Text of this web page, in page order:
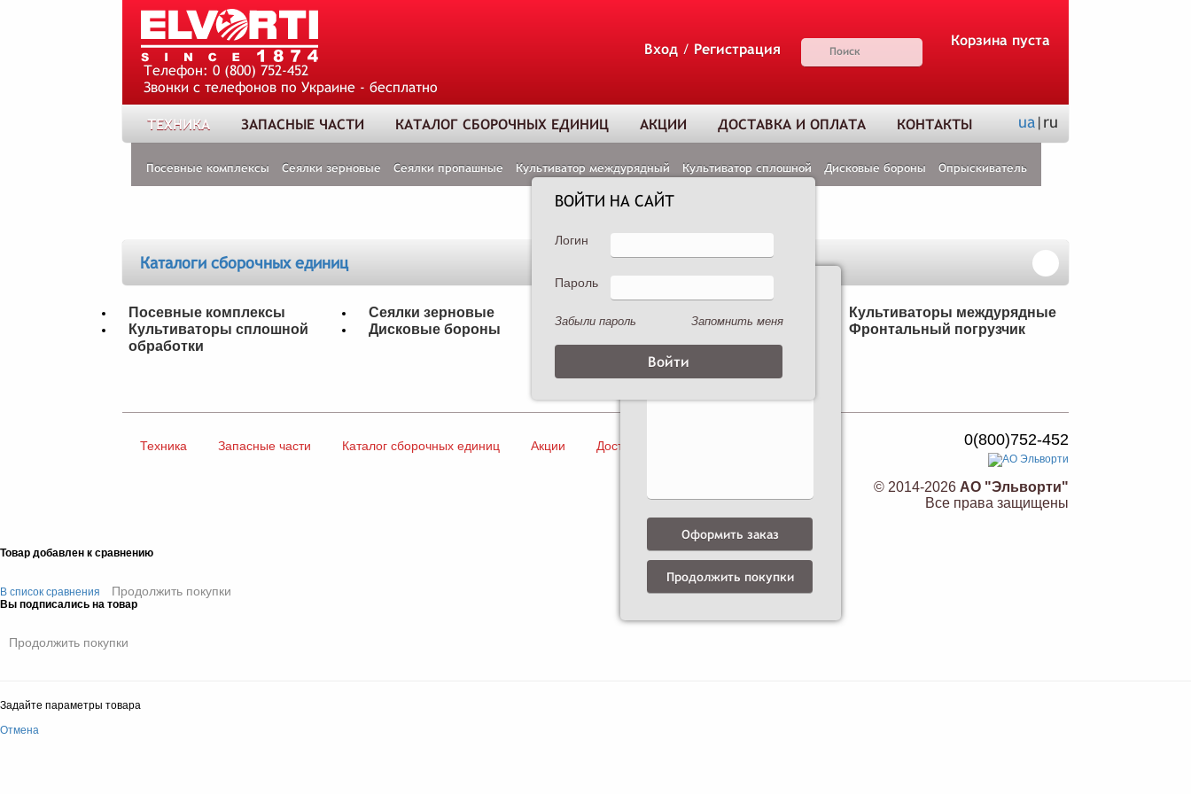
Телефон: 0 (800) 752-452
Звонки с телефонов по Украине - бесплатно
Вход / Регистрация
Корзина пуста
ТЕХНИКА ЗАПАСНЫЕ ЧАСТИ КАТАЛОГ СБОРОЧНЫХ ЕДИНИЦ АКЦИИ ДОСТАВКА И ОПЛАТА КОНТАКТЫ ua|ru
Посевные комплексы Сеялки зерновые Сеялки пропашные Культиватор междурядный Культиватор сплошной Дисковые бороны Опрыскиватель
Каталоги сборочных единиц
Посевные комплексы Сеялки зерновые
Культиваторы междурядные
Культиваторы сплошной
обработки
Дисковые бороны Опрыскиватели Фронтальный погрузчик
Техника Запасные части Каталог сборочных единиц Акции Доставка и оплата 0(800)752-452
© 2014-2026 АО "Эльворти"
Все права защищены
Товар добавлен к сравнению
В список сравнения Продолжить покупки
Оформить заказ
Продолжить покупки
Вы подписались на товар
Продолжить покупки
Задайте параметры товара
Отмена
ВОЙТИ НА САЙТ
Логин
Пароль
Забыли пароль Запомнить меня